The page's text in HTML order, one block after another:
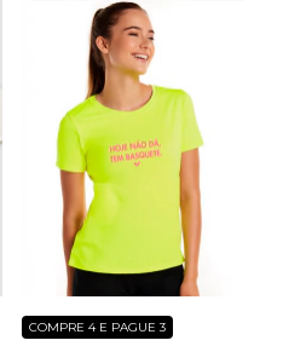
COMPRE 4 E PAGUE 3